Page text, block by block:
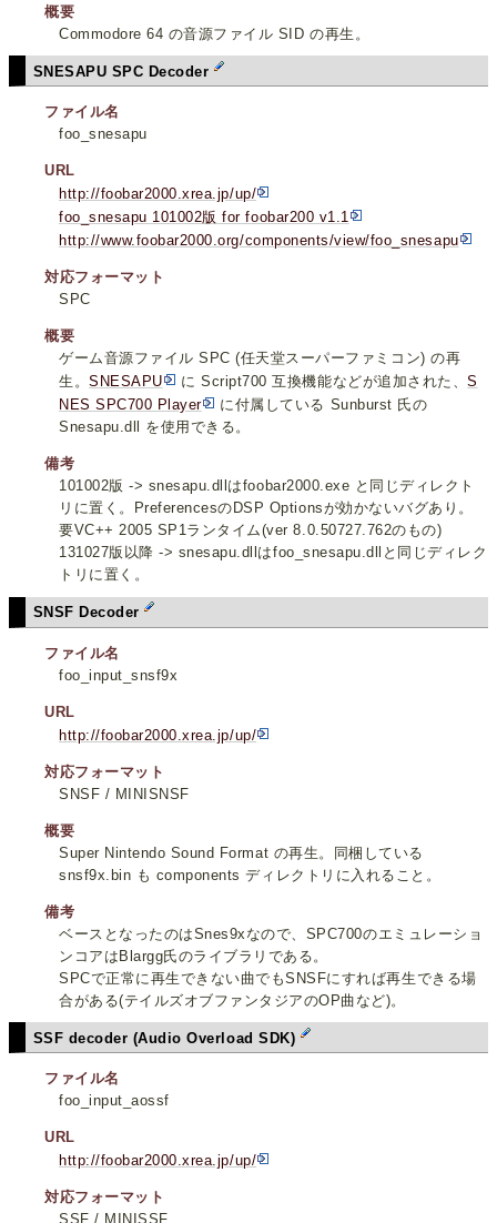
概要
Commodore 64 の音源ファイル SID の再生。
SNESAPU SPC Decoder
ファイル名
foo_snesapu
URL
http://foobar2000.xrea.jp/up/
foo_snesapu 101002版 for foobar200 v1.1
http://www.foobar2000.org/components/view/foo_snesapu
対応フォーマット
SPC
概要
ゲーム音源ファイル SPC (任天堂スーパーファミコン) の再
生。SNESAPU に Script700 互換機能などが追加された、S
NES SPC700 Player
に付属している Sunburst 氏の
Snesapu.dll を使用できる。
備考
101002版 -> snesapu.dllはfoobar2000.exe と同じディレクト
リに置く。PreferencesのDSP Optionsが効かないバグあり。
要VC++ 2005 SP1ランタイム(ver 8.0.50727.762のもの)
131027版以降 -> snesapu.dllはfoo_snesapu.dllと同じディレク
トリに置く。
SNSF Decoder
ファイル名
foo_input_snsf9x
URL
http://foobar2000.xrea.jp/up/
対応フォーマット
SNSF / MINISNSF
概要
Super Nintendo Sound Format の再生。同梱している
snsf9x.bin も components ディレクトリに入れること。
備考
ベースとなったのはSnes9xなので、SPC700のエミュレーショ
ンコアはBlargg氏のライブラリである。
SPCで正常に再生できない曲でもSNSFにすれば再生できる場
合がある(テイルズオブファンタジアのOP曲など)。
SSF decoder (Audio Overload SDK)
ファイル名
foo_input_aossf
URL
http://foobar2000.xrea.jp/up/
対応フォーマット
SSF / MINISSF